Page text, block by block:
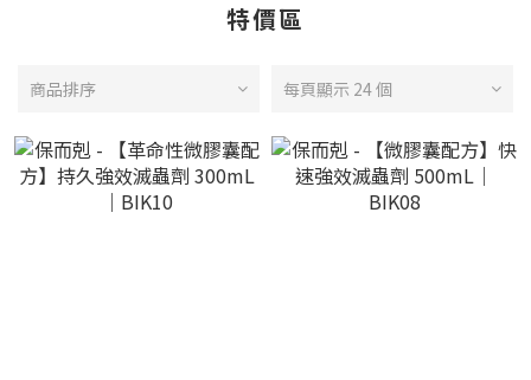
特價區
商品排序 每頁顯示 24 個